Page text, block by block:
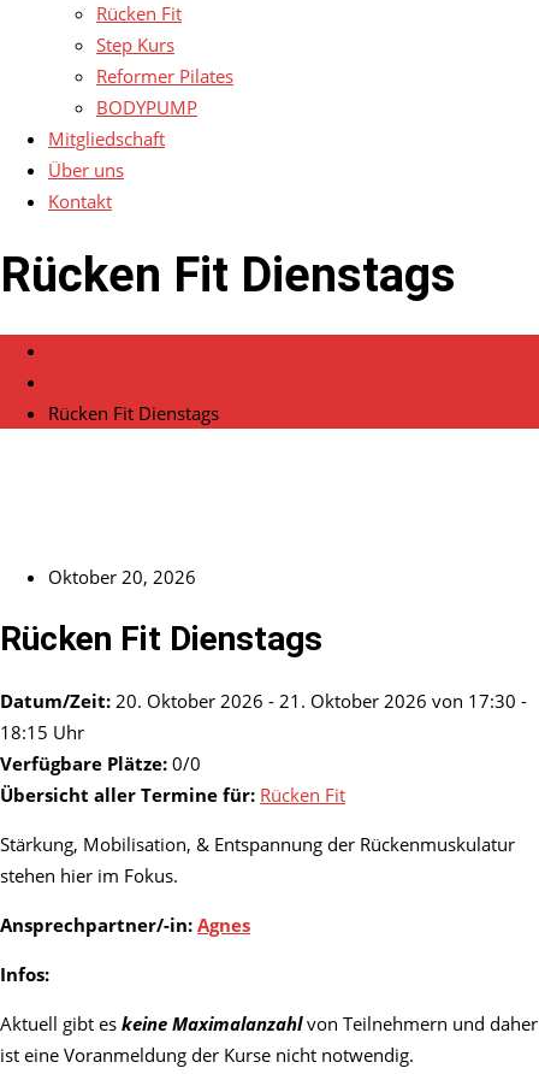
Rücken Fit
Step Kurs
Reformer Pilates
BODYPUMP
Mitgliedschaft
Über uns
Kontakt
Rücken Fit Dienstags
Rücken Fit Dienstags
Oktober 20, 2026
Rücken Fit Dienstags
Datum/Zeit: 20. Oktober 2026 - 21. Oktober 2026 von 17:30 -
18:15 Uhr
Verfügbare Plätze: 0/0
Übersicht aller Termine für: Rücken Fit
Stärkung, Mobilisation, & Entspannung der Rückenmuskulatur
stehen hier im Fokus.
Ansprechpartner/-in: Agnes
Infos:
Aktuell gibt es keine Maximalanzahlvon Teilnehmern und daher
ist eine Voranmeldung der Kurse nicht notwendig.